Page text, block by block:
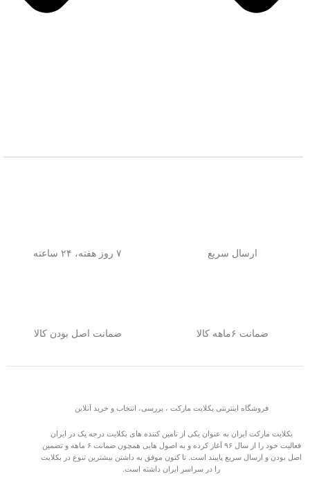
ارسال سریع ۷ روز هفته، ۲۴ ساعته
ضمانت ۶ماهه کالا ضمانت اصل بودن کالا
فروشگاه اینترنتی بکلایت مارکت ، بررسی، انتخاب و خرید آنلاین
بکلایت مارکت ایران به عنوان یکی از تامین کننده های بکلایت درجه یک در ایران
فعالیت خود را از سال ۹۶ آغاز کرده و به اصول هایی همچون ضمانت ۶ ماهه و تضمین
اصل بودن و ارسال سریع پایبند است. تا کنون موفق به داشتن بیشترین تنوع در بکلایت
را در سراسر ایران داشته است.